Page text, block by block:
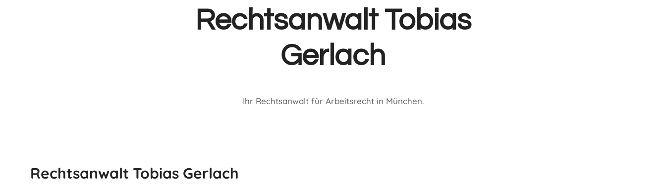
Rechtsanwalt Tobias
Gerlach
Ihr Rechtsanwalt für Arbeitsrecht in München.
Rechtsanwalt Tobias Gerlach